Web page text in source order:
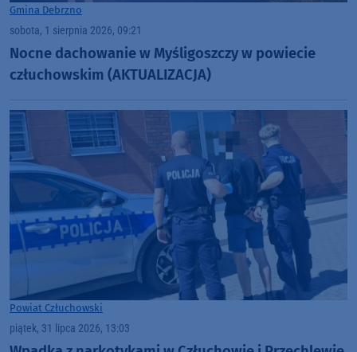
Gmina Debrzno
sobota, 1 sierpnia 2026, 09:21
Nocne dachowanie w Myśligoszczy w powiecie
człuchowskim (AKTUALIZACJA)
Powiat Człuchowski
piątek, 31 lipca 2026, 13:03